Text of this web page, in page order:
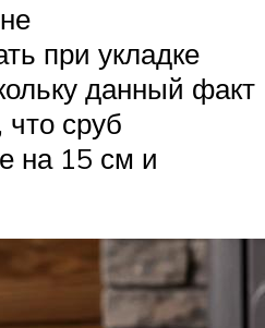
при укладке
данный факт
что сруб
на 15 см и